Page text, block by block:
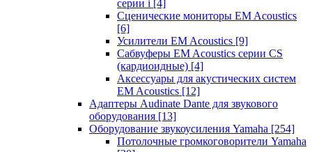
серии i [4]
Сценические мониторы EM Acoustics
[6]
Усилители EM Acoustics [9]
Сабвуферы EM Acoustics серии CS
(кардиоидные) [4]
Аксессуары для акустических систем
EM Acoustics [12]
Адаптеры Audinate Dante для звукового
оборудования [13]
Оборудование звукоусиления Yamaha [254]
Потолочные громкоговорители Yamaha